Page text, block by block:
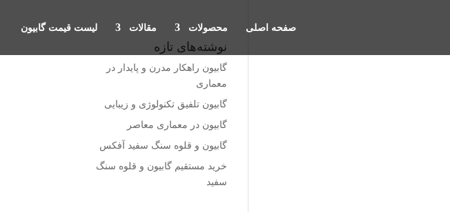
صفحه اصلی محصولات مقالات لیست قیمت گابیون
نوشته‌های تازه
گابیون راهکار مدرن و پایدار در
معماری
گابیون تلفیق تکنولوژی و زیبایی
گابیون در معماری معاصر
گابیون و قلوه سنگ سفید آفکس
خرید مستقیم گابیون و قلوه سنگ
سفید